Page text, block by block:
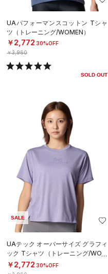
UAパフォーマンスコットン Tシャ
ツ（トレーニング/WOMEN）
￥2,772 30%OFF
￥3,960
SOLD OUT
SALE
UAテック オーバーサイズ グラフィ
ック Tシャツ（トレーニング/WOM
EN）
￥2,772 30%OFF